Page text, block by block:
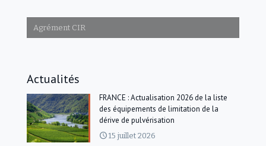
Agrément CIR
Actualités
FRANCE : Actualisation 2026 de la liste
des équipements de limitation de la
dérive de pulvérisation
15 juillet 2026